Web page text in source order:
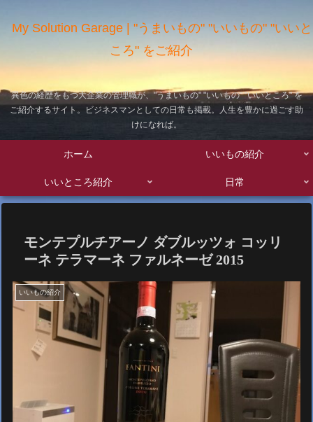
My Solution Garage | "うまいもの" "いいもの" "いいと
ころ" をご紹介
異色の経歴をもつ大企業の管理職が、"うまいもの" "いいもの" "いいところ" を
ご紹介するサイト。ビジネスマンとしての日常も掲載。人生を豊かに過ごす助
けになれば。
ホーム いいもの紹介
いいところ紹介 日常
モンテプルチアーノ ダブルッツォ コッリ
ーネ テラマーネ ファルネーゼ 2015
いいもの紹介